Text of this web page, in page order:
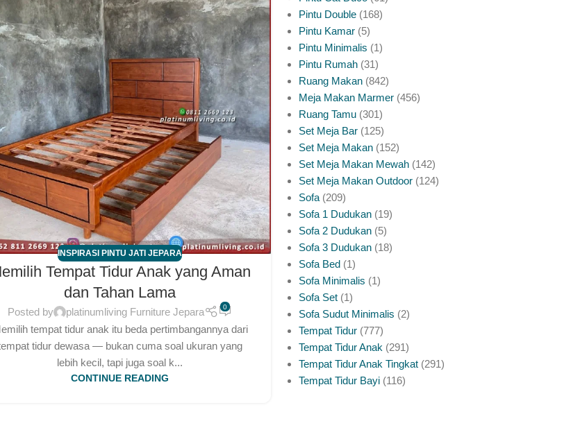
INSPIRASI PINTU JATI JEPARA
Tempat Tidur Anak yang Aman
dan Tahan Lama
Posted by platinumliving Furniture Jepara 0
tempat tidur anak itu beda pertimbangannya dari
tidur dewasa — bukan cuma soal ukuran yang
lebih kecil, tapi juga soal k...
CONTINUE READING
Perlu Anda Ketahui
Posted by
Meja makan marmer dengan rangka kayu jati jadi salah
satu kombinasi paling dicari untuk ruang makan yang ingin
tampil lebih mewah diban...
Pintu Double 168
Pintu Kamar 5
Pintu Minimalis 1
Pintu Rumah 31
Ruang Makan 842
Meja Makan Marmer 456
Ruang Tamu 301
Set Meja Bar 125
Set Meja Makan 152
Set Meja Makan Mewah 142
Set Meja Makan Outdoor 124
Sofa 209
Sofa 1 Dudukan 19
Sofa 2 Dudukan 5
Sofa 3 Dudukan 18
Sofa Bed 1
Sofa Minimalis 1
Sofa Set 1
Sofa Sudut Minimalis 2
Tempat Tidur 777
Tempat Tidur Anak 291
Tempat Tidur Anak Tingkat 291
Tempat Tidur Bayi 116